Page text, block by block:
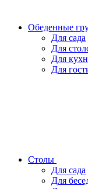
Обеденные
Для сада
Для
Для
Для
Столы
Для сада
Для